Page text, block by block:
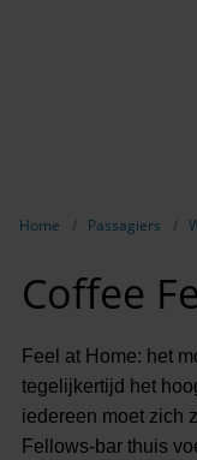
Home Passagiers
Coffee
Feel at Home: het
tegelijkertijd het
iedereen moet zich
Fellows-bar thuis